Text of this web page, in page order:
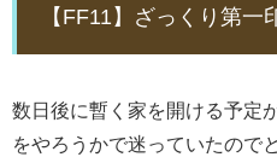
【FF11】ざっくり第一
数日後に暫く家を開ける予定
をやろうかで迷っていたので